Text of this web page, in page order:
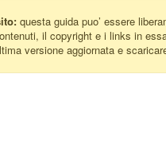
questa guida puo’ essere
il copyright e i links in
versione aggiornata e